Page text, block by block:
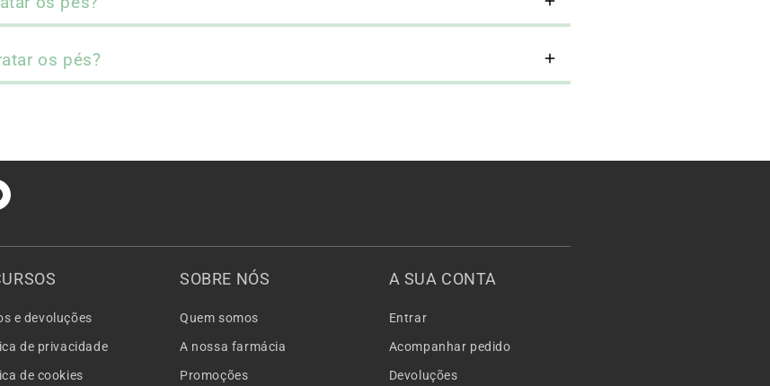
os pés?
e devoluções
de privacidade
de cookies
SOBRE NÓS
Quem somos
A nossa farmácia
Promoções
A SUA CONTA
Entrar
Acompanhar pedido
Devoluções